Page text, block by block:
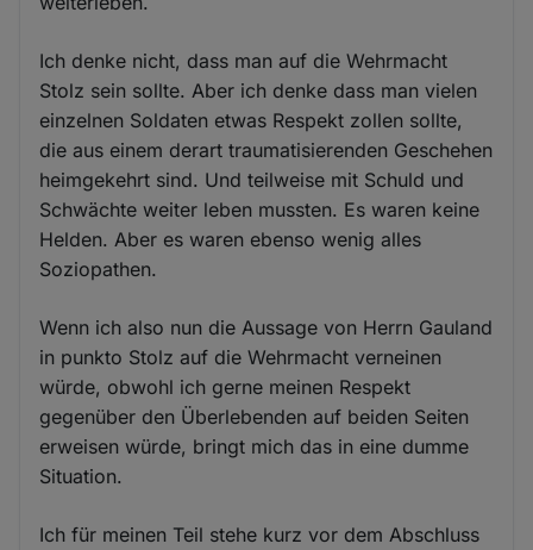
Ich denke nicht, dass man auf die Wehrmacht
Stolz sein sollte. Aber ich denke dass man vielen
einzelnen Soldaten etwas Respekt zollen sollte,
die aus einem derart traumatisierenden Geschehen
heimgekehrt sind. Und teilweise mit Schuld und
Schwächte weiter leben mussten. Es waren keine
Helden. Aber es waren ebenso wenig alles
Soziopathen.
Wenn ich also nun die Aussage von Herrn Gauland
in punkto Stolz auf die Wehrmacht verneinen
würde, obwohl ich gerne meinen Respekt
gegenüber den Überlebenden auf beiden Seiten
erweisen würde, bringt mich das in eine dumme
Situation.
Ich für meinen Teil stehe kurz vor dem Abschluss